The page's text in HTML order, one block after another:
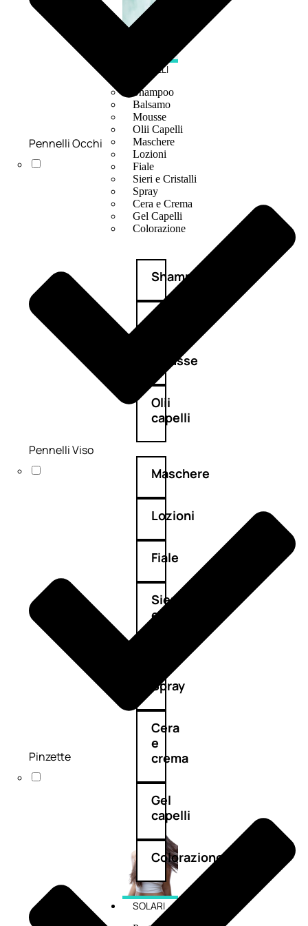
CAPELLI
Shampoo
Balsamo
Mousse
Olii Capelli
Maschere
Lozioni
Fiale
Sieri e Cristalli
Spray
Cera e Crema
Gel Capelli
Colorazione
Shampoo
Mousse
Olii
capelli
Maschere
Lozioni
Fiale
Sieri
e
Spray
Cera
e
crema
Gel
capelli
Colorazione
SOLARI
Pennelli Occhi
Pennelli Viso
Pinzette